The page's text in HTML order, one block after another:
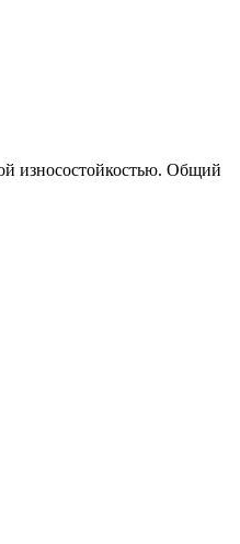
износостойкостью. Общий